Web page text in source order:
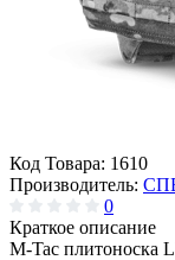
Код Товара: 1610
Производитель:
0
Краткое описание
M-Tac плитоноска